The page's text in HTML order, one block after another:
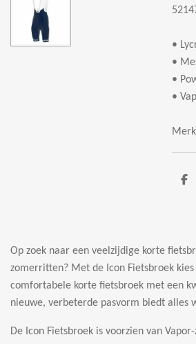
•
•
•
•
D
Op zoek naar een veelzijdige korte
zomerritten? Met de Icon Fietsbroek
comfortabele korte fietsbroek met een
nieuwe, verbeterde pasvorm biedt alles
De Icon Fietsbroek is voorzien van